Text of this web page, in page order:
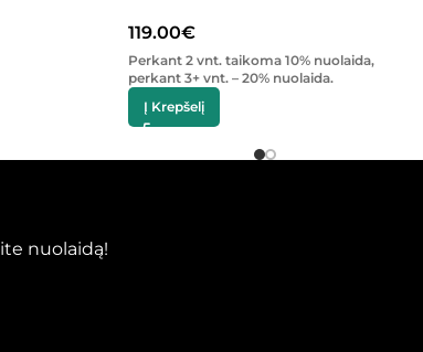
119.00€
Perkant 2 vnt. taikoma 10% nuolaida,
perkant 3+ vnt. – 20% nuolaida.
Į Krepšelį
nuolaidą!